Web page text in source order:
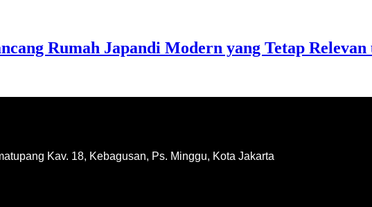
Rumah Japandi Modern yang Tetap
Kav. 18, Kebagusan, Ps. Minggu, Kota Jakarta